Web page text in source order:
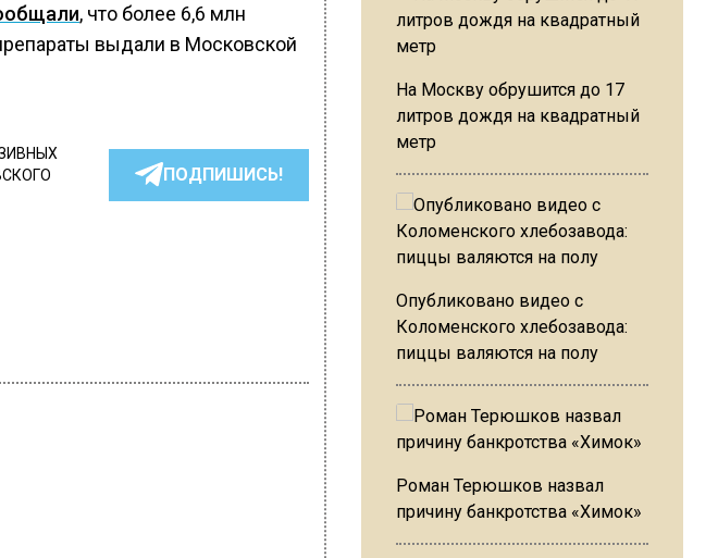
, что более 6,6 млн
выдали в Московской
ПОДПИШИСЬ!
На Москву обрушится до 17
литров дождя на квадратный
метр
Опубликовано видео с
Коломенского хлебозавода:
пиццы валяются на полу
Роман Терюшков назвал
причину банкротства «Химок»